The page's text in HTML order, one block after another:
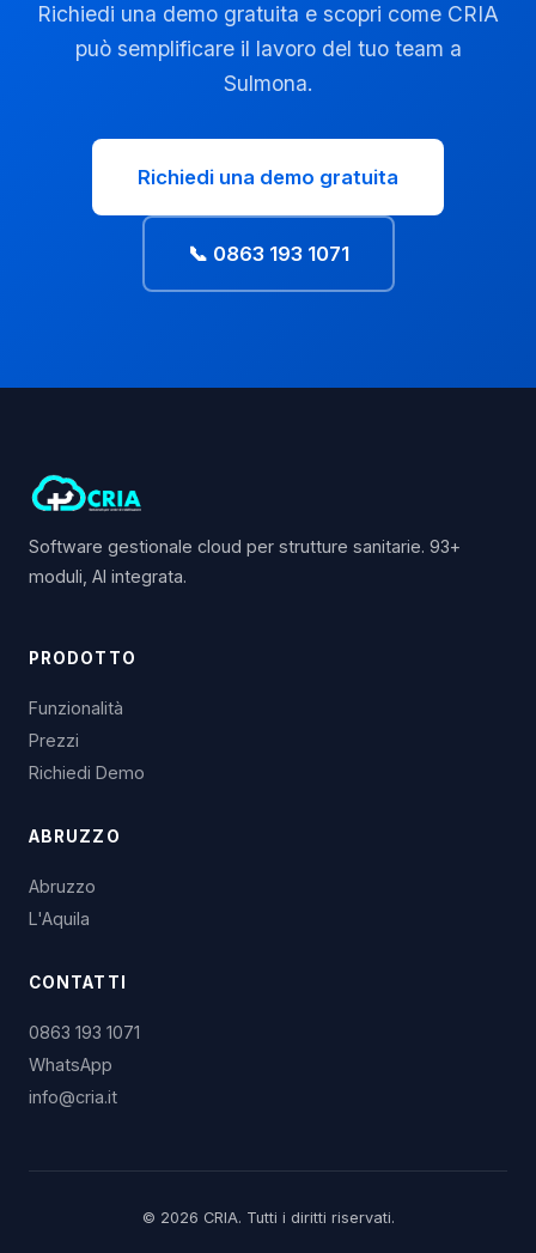
Richiedi una demo gratuita e scopri come CRIA
può semplificare il lavoro del tuo team a
Sulmona.
Richiedi una demo gratuita
📞 0863 193 1071
Software gestionale cloud per strutture sanitarie. 93+
moduli, AI integrata.
PRODOTTO
Funzionalità
Prezzi
Richiedi Demo
ABRUZZO
Abruzzo
L'Aquila
CONTATTI
0863 193 1071
WhatsApp
info@cria.it
© 2026 CRIA. Tutti i diritti riservati.